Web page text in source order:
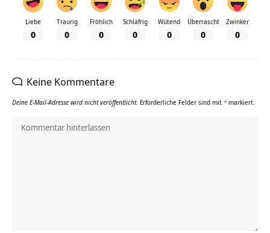
Liebe
0
Traurig
0
Fröhlich
0
Schläfrig
0
Wütend
0
Überrascht
0
Zwinker
0
Keine Kommentare
Deine E-Mail-Adresse wird nicht veröffentlicht. Erforderliche Felder sind mit * markiert.